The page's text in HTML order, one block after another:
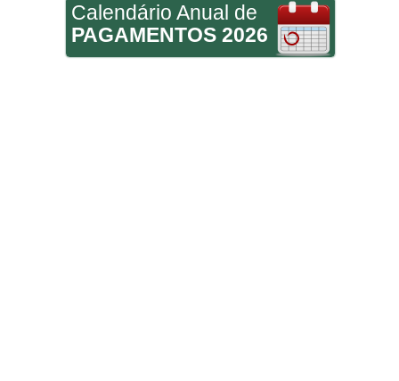
Calendário Anual de
PAGAMENTOS 2026